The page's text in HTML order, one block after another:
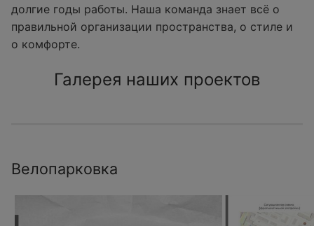
долгие годы работы. Наша команда знает всё о
правильной организации пространства, о стиле и
о комфорте.
Галерея наших проектов
Велопарковка